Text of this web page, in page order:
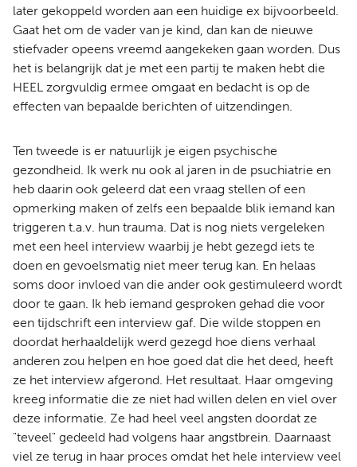
later gekoppeld worden aan een huidige ex bijvoorbeeld.
Gaat het om de vader van je kind, dan kan de nieuwe
stiefvader opeens vreemd aangekeken gaan worden. Dus
het is belangrijk dat je met een partij te maken hebt die
HEEL zorgvuldig ermee omgaat en bedacht is op de
effecten van bepaalde berichten of uitzendingen.
Ten tweede is er natuurlijk je eigen psychische
gezondheid. Ik werk nu ook al jaren in de psuchiatrie en
heb daarin ook geleerd dat een vraag stellen of een
opmerking maken of zelfs een bepaalde blik iemand kan
triggeren t.a.v. hun trauma. Dat is nog niets vergeleken
met een heel interview waarbij je hebt gezegd iets te
doen en gevoelsmatig niet meer terug kan. En helaas
soms door invloed van die ander ook gestimuleerd wordt
door te gaan. Ik heb iemand gesproken gehad die voor
een tijdschrift een interview gaf. Die wilde stoppen en
doordat herhaaldelijk werd gezegd hoe diens verhaal
anderen zou helpen en hoe goed dat die het deed, heeft
ze het interview afgerond. Het resultaat. Haar omgeving
kreeg informatie die ze niet had willen delen en viel over
deze informatie. Ze had heel veel angsten doordat ze
"teveel" gedeeld had volgens haar angstbrein. Daarnaast
viel ze terug in haar proces omdat het hele interview veel